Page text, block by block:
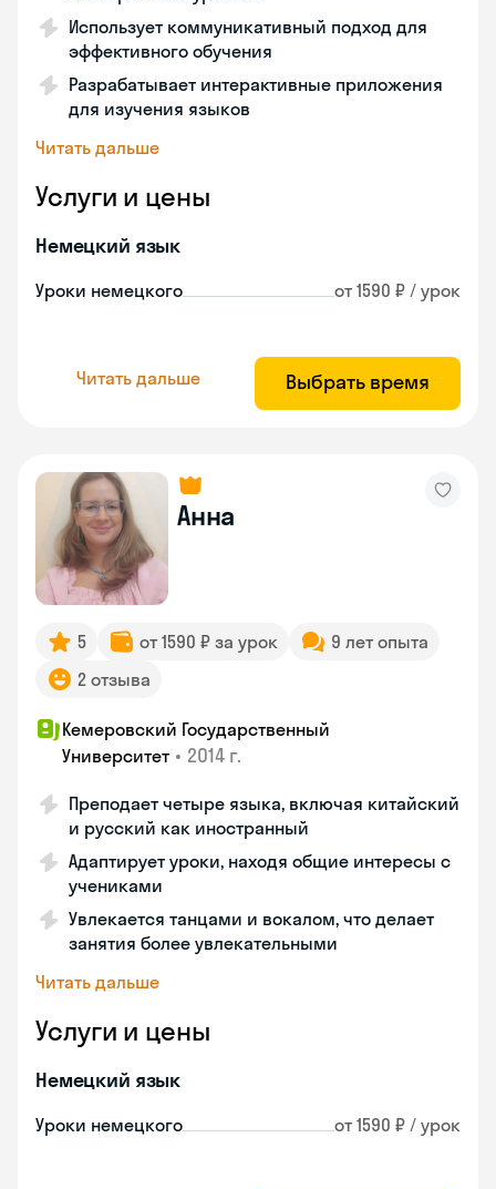
Использует коммуникативный подход для
эффективного обучения
Разрабатывает интерактивные приложения
для изучения языков
Читать дальше
Услуги и цены
Немецкий язык
Уроки немецкого от 1590 ₽ / урок
Читать дальше Выбрать время
Анна
5 от 1590 ₽ за урок
9 лет опыта
2 отзыва
Кемеровский Государственный
Университет • 2014 г.
Преподает четыре языка, включая китайский
и русский как иностранный
Адаптирует уроки, находя общие интересы с
учениками
Увлекается танцами и вокалом, что делает
занятия более увлекательными
Читать дальше
Услуги и цены
Немецкий язык
Уроки немецкого от 1590 ₽ / урок